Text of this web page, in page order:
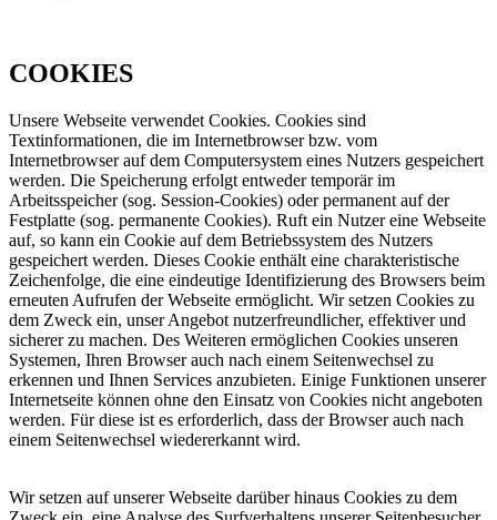
COOKIES
Unsere Webseite verwendet Cookies. Cookies sind
Textinformationen, die im Internetbrowser bzw. vom
Internetbrowser auf dem Computersystem eines Nutzers gespeichert
werden. Die Speicherung erfolgt entweder temporär im
Arbeitsspeicher (sog. Session-Cookies) oder permanent auf der
Festplatte (sog. permanente Cookies). Ruft ein Nutzer eine Webseite
auf, so kann ein Cookie auf dem Betriebssystem des Nutzers
gespeichert werden. Dieses Cookie enthält eine charakteristische
Zeichenfolge, die eine eindeutige Identifizierung des Browsers beim
erneuten Aufrufen der Webseite ermöglicht. Wir setzen Cookies zu
dem Zweck ein, unser Angebot nutzerfreundlicher, effektiver und
sicherer zu machen. Des Weiteren ermöglichen Cookies unseren
Systemen, Ihren Browser auch nach einem Seitenwechsel zu
erkennen und Ihnen Services anzubieten. Einige Funktionen unserer
Internetseite können ohne den Einsatz von Cookies nicht angeboten
werden. Für diese ist es erforderlich, dass der Browser auch nach
einem Seitenwechsel wiedererkannt wird.
Wir setzen auf unserer Webseite darüber hinaus Cookies zu dem